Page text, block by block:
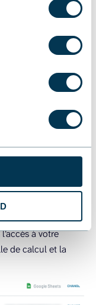
destination et le
à votre
de calcul et la